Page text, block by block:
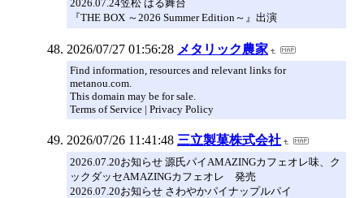
2026.07.24笠松 はる舞台
『THE BOX ～2026 Summer Edition～』出演
2026/07/27 01:56:28 メタリック農家
Find information, resources and relevant links for
metanou.com.
This domain may be for sale.
Terms of Service | Privacy Policy
2026/07/26 11:41:48 三立製菓株式会社
2026.07.20お知らせ 源氏パイAMAZINGカフェオレ味、ク
ックダッセAMAZINGカフェオレ 発売
2026.07.20お知らせ さわやかパイナップルパイ